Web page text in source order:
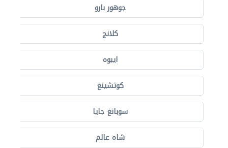
جوهور بارو
كلانج
ايبوه
كوتشينغ
سوبانغ جايا
شاه عالم